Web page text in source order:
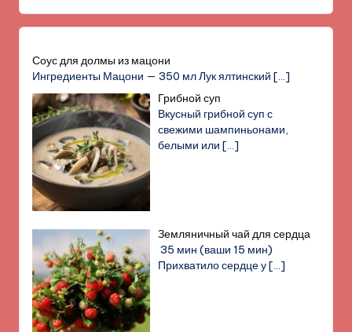
Соус для долмы из мацони
Ингредиенты Мацони — 350 мл Лук ялтинский […]
Грибной суп
Вкусный грибной суп с
свежими шампиньонами,
белыми или[…]
Земляничный чай для сердца
35 мин (ваши 15 мин)
Прихватило сердце у[…]